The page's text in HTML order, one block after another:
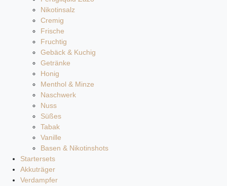
Nikotinsalz
Cremig
Frische
Fruchtig
Gebäck & Kuchig
Getränke
Honig
Menthol & Minze
Naschwerk
Nuss
Süßes
Tabak
Vanille
Basen & Nikotinshots
Startersets
Akkuträger
Verdampfer